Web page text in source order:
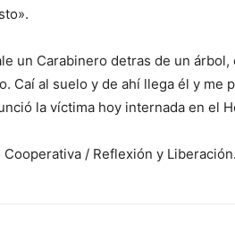
un Carabinero detras de un
Caí al suelo y de ahí llega él y me
la víctima hoy internada en el
Cooperativa / Reflexión y Liberación.